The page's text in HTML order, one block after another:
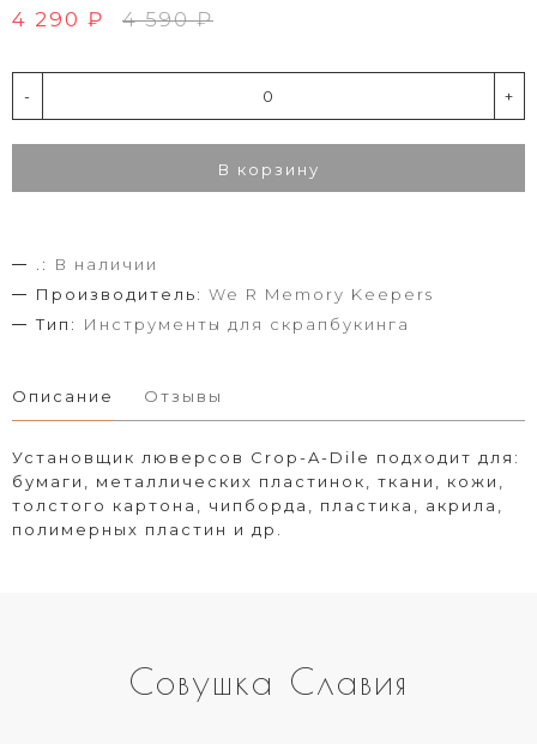
4 290 ₽ 4 590 ₽
- +
В корзину
.:
В наличии
Производитель: We R Memory Keepers
Тип:
Инструменты для скрапбукинга
Описание Отзывы
Установщик люверсов Crop-A-Dile подходит для:
бумаги, металлических пластинок, ткани, кожи,
толстого картона, чипборда, пластика, акрила,
полимерных пластин и др.
Совушка Славия